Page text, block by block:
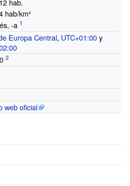
hab.
hab/km²
-a
Europa Central, UTC+01:00y
web oficial